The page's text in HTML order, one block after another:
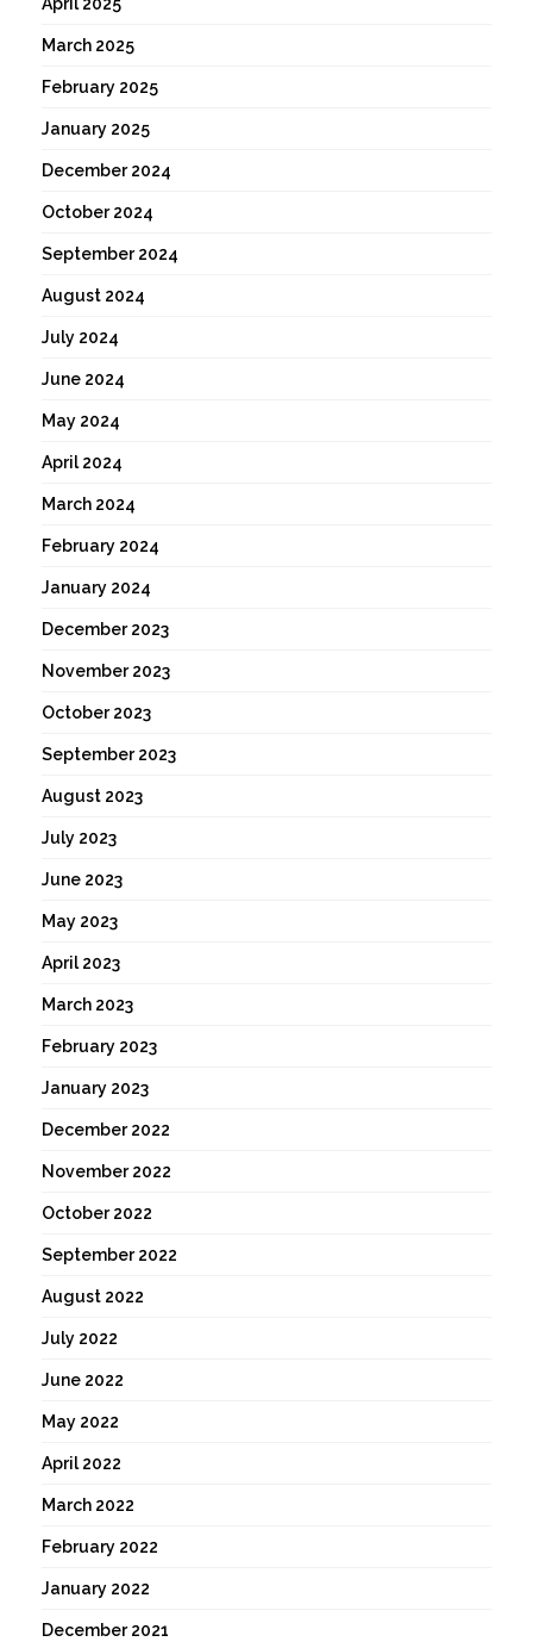
March 2025
February 2025
January 2025
December 2024
October 2024
September 2024
August 2024
July 2024
June 2024
May 2024
April 2024
March 2024
February 2024
January 2024
December 2023
November 2023
October 2023
September 2023
August 2023
July 2023
June 2023
May 2023
April 2023
March 2023
February 2023
January 2023
December 2022
November 2022
October 2022
September 2022
August 2022
July 2022
June 2022
May 2022
April 2022
March 2022
February 2022
January 2022
December 2021